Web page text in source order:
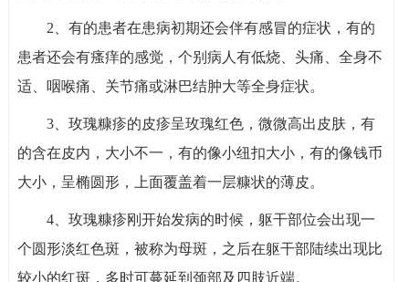
2、有的患者在患病初期还会伴有感冒的症状，有的
患者还会有瘙痒的感觉，个别病人有低烧、头痛、全身不
适、咽喉痛、关节痛或淋巴结肿大等全身症状。
3、玫瑰糠疹的皮疹呈玫瑰红色，微微高出皮肤，有
的含在皮内，大小不一，有的像小纽扣大小，有的像钱币
大小，呈椭圆形，上面覆盖着一层糠状的薄皮。
4、玫瑰糠疹刚开始发病的时候，躯干部位会出现一
个圆形淡红色斑，被称为母斑，之后在躯干部陆续出现比
较小的红斑，多时可蔓延到颈部及四肢近端。